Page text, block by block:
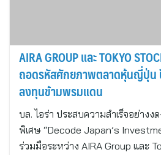
AIRA GROUP และ TOKYO
ถอดรหัสศักยภาพตลาดหุ้นญี่ปุ่น
ลงทุนข้ามพรมแดน
บล. ไอร่า ประสบความสำเร็จอย่าง
พิเศษ “Decode Japan’s
ร่วมมือระหว่าง AIRA Group และ